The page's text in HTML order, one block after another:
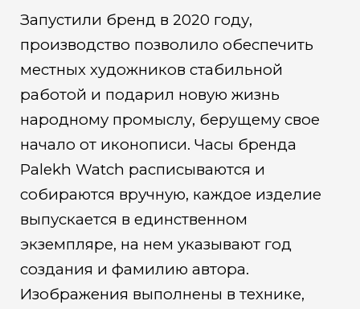
Запустили бренд в 2020 году,
производство позволило обеспечить
местных художников стабильной
работой и подарил новую жизнь
народному промыслу, берущему свое
начало от иконописи. Часы бренда
Palekh Watch расписываются и
собираются вручную, каждое изделие
выпускается в единственном
экземпляре, на нем указывают год
создания и фамилию автора.
Изображения выполнены в технике,